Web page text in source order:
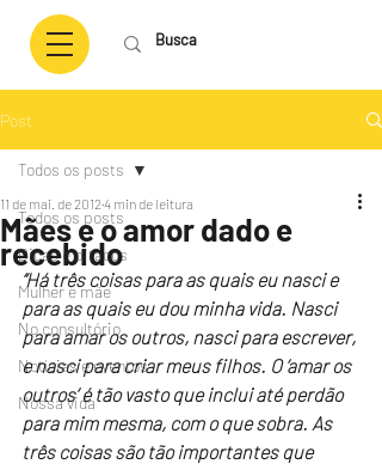
Post
Todos os posts
Dicas e pitacos
Mulher e mãe
No consultório
Notícias e eventos
Nossa vida
Todos os posts
Mães e o amor dado e
recebido
11 de mai. de 2012 4 min de leitura
“Há três coisas para as quais eu nasci e
para as quais eu dou minha vida. Nasci
para amar os outros, nasci para escrever,
e nasci para criar meus filhos. O ‘amar os
outros’ é tão vasto que inclui até perdão
para mim mesma, com o que sobra. As
três coisas são tão importantes que